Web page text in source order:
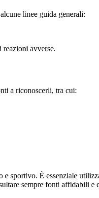
linee guida generali:
reazioni avverse.
a riconoscerli, tra cui:
sportivo. È essenziale
sempre fonti affidabili e